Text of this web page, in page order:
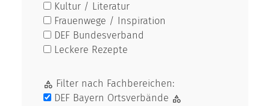
Kultur / Literatur
Frauenwege / Inspiration
DEF Bundesverband
Leckere Rezepte
Filter nach Fachbereichen:
DEF Bayern Ortsverbände